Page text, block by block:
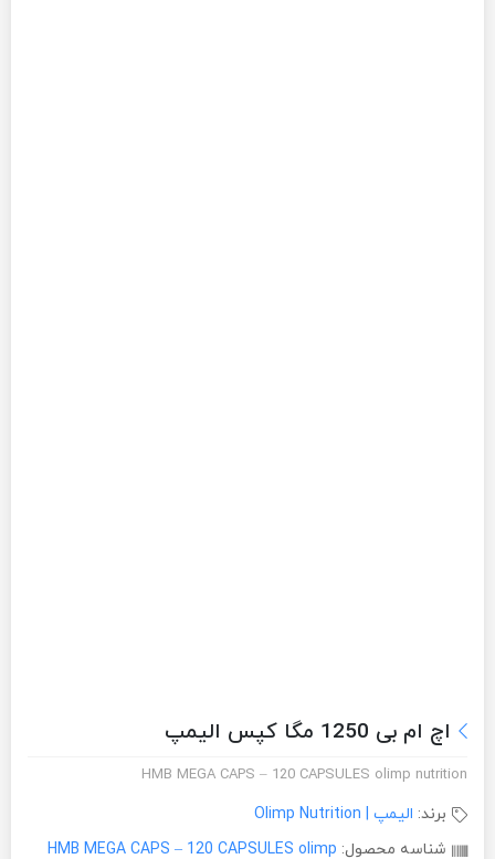
اچ ام بی 1250 مگا کپس الیمپ
HMB MEGA CAPS – 120 CAPSULES olimp nutrition
برند: الیمپ | Olimp Nutrition
شناسه محصول: HMB MEGA CAPS – 120 CAPSULES olimp